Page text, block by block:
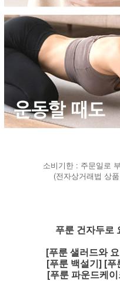
소비기한 : 주문일로
(전자상거래법 상
푸룬 건자두로
[푸룬 샐러드와
[푸룬 백설기] [
[푸룬 파운드케